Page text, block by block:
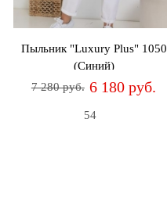
дома
Белье
Пыльник "Luxury Plus" 1050
(Синий)
7 280 руб. 6 180 руб.
54